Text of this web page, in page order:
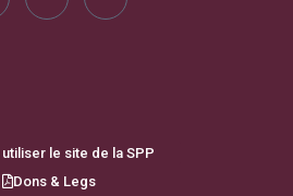
le site de la SPP
Dons & Legs